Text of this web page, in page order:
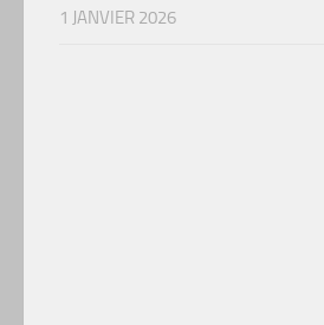
1 JANVIER 2026